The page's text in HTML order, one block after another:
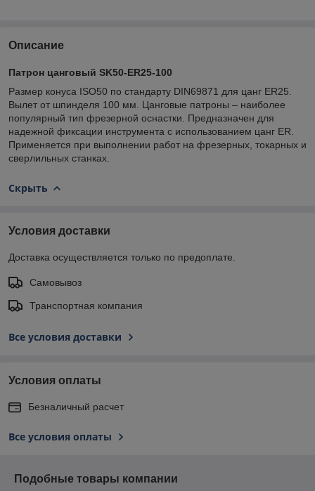
Описание
Патрон цанговый SK50-ER25-100
Размер конуса ISO50 по стандарту DIN69871 для цанг ER25.
Вылет от шпинделя 100 мм. Цанговые патроны – наиболее
популярный тип фрезерной оснастки. Предназначен для
надежной фиксации инструмента с использованием цанг ER.
Применяется при выполнении работ на фрезерных, токарных и
сверлильных станках.
Скрыть
Условия доставки
Доставка осуществляется только по предоплате.
Самовывоз
Транспортная компания
Все условия доставки
Условия оплаты
Безналичный расчет
Все условия оплаты
Подобные товары компании